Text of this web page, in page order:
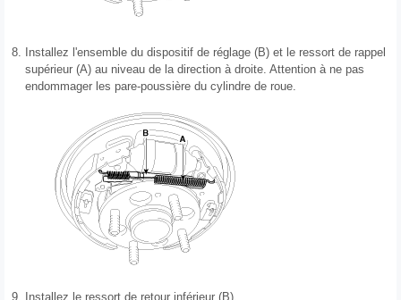
8.
Installez l'ensemble du dispositif de réglage (B) et le ressort de rappel
supérieur (A) au niveau de la direction à droite. Attention à ne pas
endommager les pare-poussière du cylindre de roue.
9. Installez le ressort de retour inférieur (B).